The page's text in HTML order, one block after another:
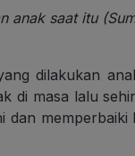
anak saat itu
dilakukan
di masa lalu
dan memperbaiki